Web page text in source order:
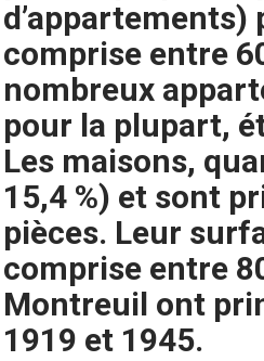
comprise entre
nombreux
pour la plupart,
Les maisons,
15,4 %) et sont
pièces. Leur
comprise entre
Montreuil ont
1919 et 1945.